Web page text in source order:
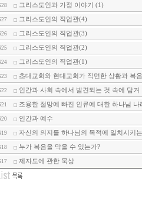
그리스도인과 가정 이야기 (1)
그리스도인의 직업관(4)
그리스도인의 직업관(3)
그리스도인의 직업관(2)
그리스도인의 직업관(1)
초대교회와 현대교회가 직면한 상황과 복
인간과 사회 속에서 발견되는 것 속에 담겨
조용한 절망에 빠진 인류에 대한 하나님 나
인간과 예수
자신의 의지를 하나님의 목적에 일치시키
누가 복음을 막을 수 있는가?
제자도에 관한 묵상